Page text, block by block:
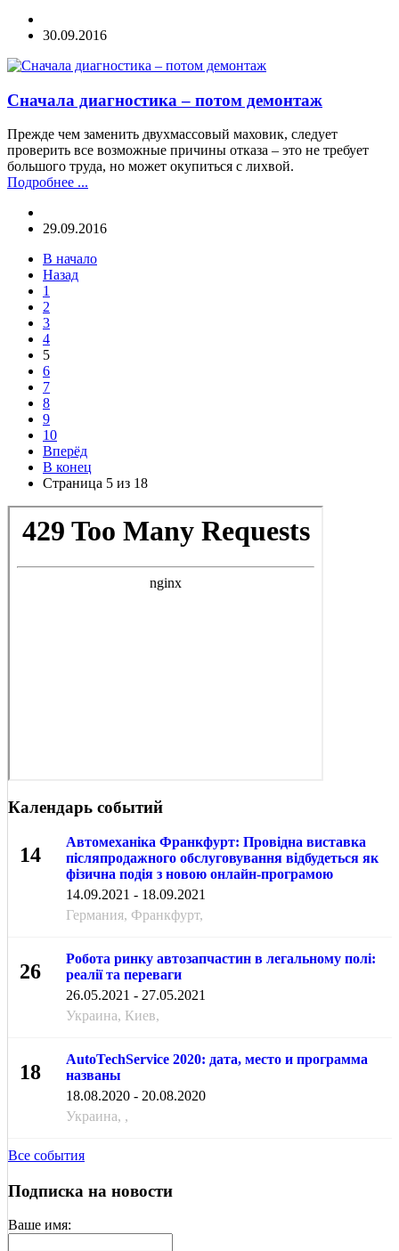
30.09.2016
Сначала диагностика – потом демонтаж
Прежде чем заменить двухмассовый маховик, следует
проверить все возможные причины отказа – это не требует
большого труда, но может окупиться с лихвой.
Подробнее ...
29.09.2016
В начало
Назад
1
2
3
4
5
6
7
8
9
10
Вперёд
В конец
Страница 5 из 18
Календарь событий
14
Автомеханіка Франкфурт: Провідна виставка
післяпродажного обслуговування відбудеться як
фізична подія з новою онлайн-програмою
14.09.2021 - 18.09.2021
Германия, Франкфурт,
26
Робота ринку автозапчастин в легальному полі:
реалії та переваги
26.05.2021 - 27.05.2021
Украина, Киев,
18
AutoTechService 2020: дата, место и программа
названы
18.08.2020 - 20.08.2020
Украина, ,
Все события
Подписка на новости
Ваше имя: